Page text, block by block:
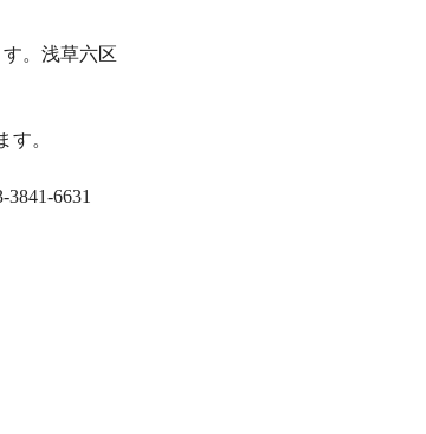
。浅草六区
す。
6631